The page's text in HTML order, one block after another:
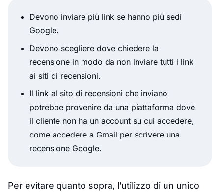
Devono inviare più link se hanno più sedi
Google.
Devono scegliere dove chiedere la
recensione in modo da non inviare tutti i link
ai siti di recensioni.
Il link al sito di recensioni che inviano
potrebbe provenire da una piattaforma dove
il cliente non ha un account su cui accedere,
come accedere a Gmail per scrivere una
recensione Google.
Per evitare quanto sopra, l’utilizzo di un unico